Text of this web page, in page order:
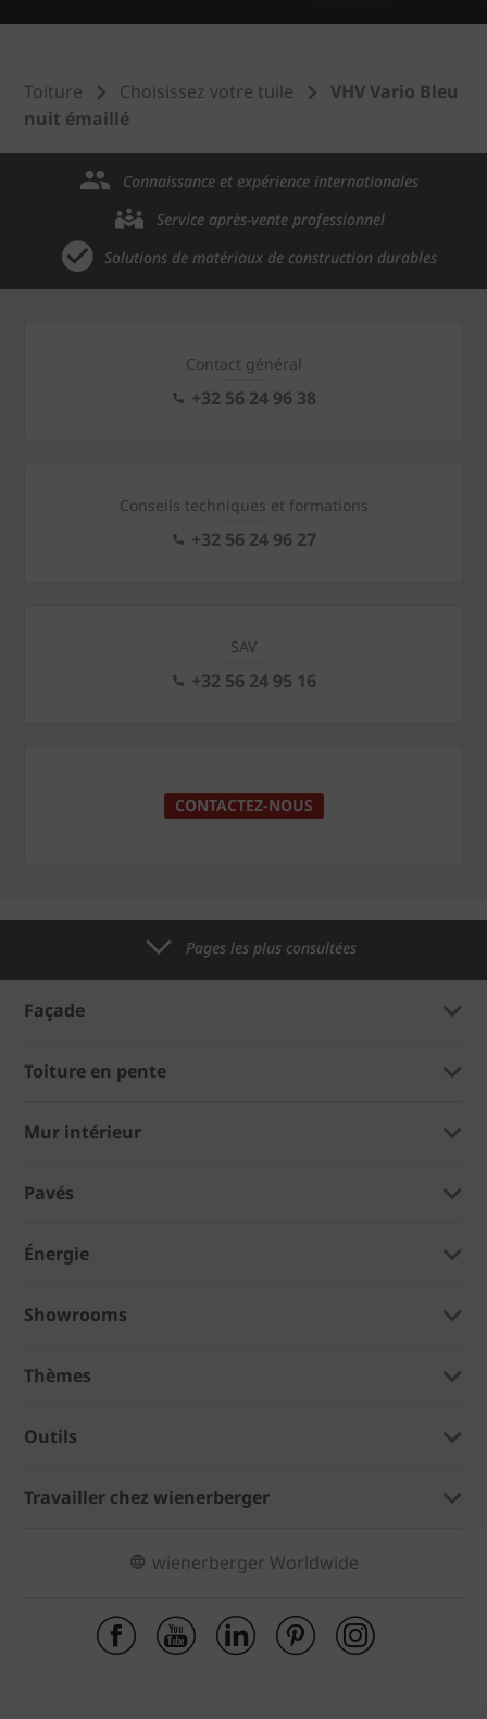
Toiture Choisissez votre tuile
VHV Vario Bleu
nuit émaillé
Connaissance et expérience internationales
Service après-vente professionnel
Solutions de matériaux de construction durables
Contact général
+32 56 24 96 38
Conseils techniques et formations
+32 56 24 96 27
SAV
+32 56 24 95 16
CONTACTEZ-NOUS
Pages les plus consultées
Façade
Toiture en pente
Mur intérieur
Pavés
Énergie
Showrooms
Thèmes
Outils
Travailler chez wienerberger
wienerberger Worldwide